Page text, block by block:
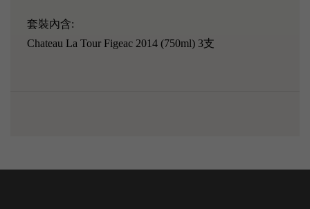
套裝內含:
Chateau La Tour Figeac 2014 (750ml) 3支